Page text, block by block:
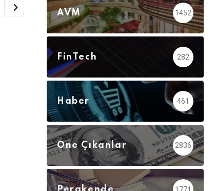
HABER,ÖNE ÇIKANLAR
Balparmak, İSO İkinci 500 Büyük Sanayi
Listesindeki Yerini
AVM 1452
FinTech 282
Haber 461
Öne Çıkanlar 2836